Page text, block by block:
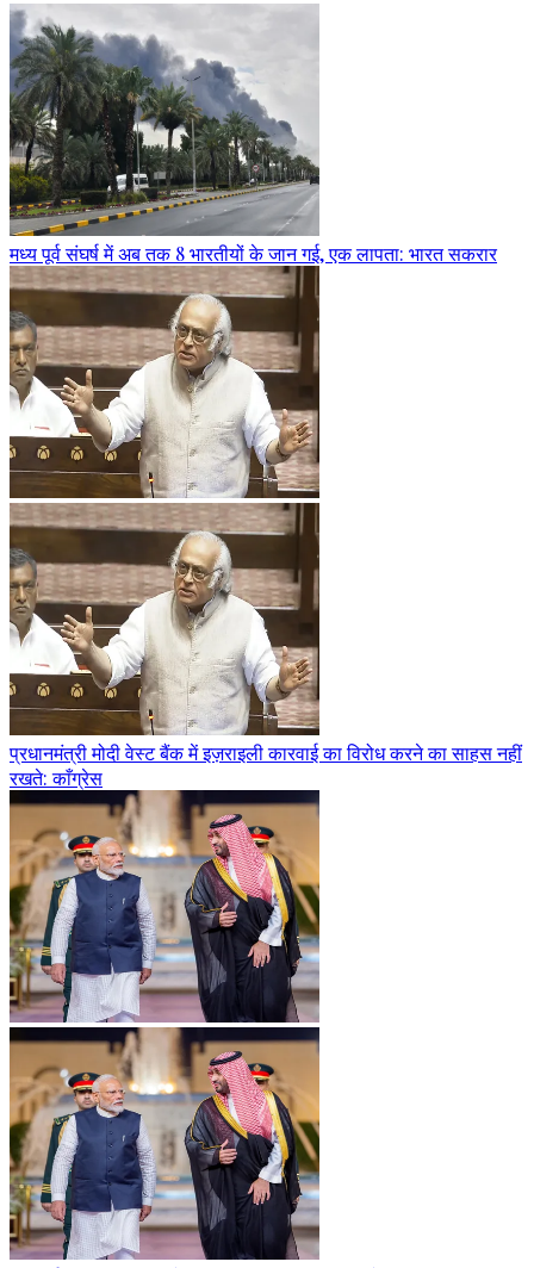
मध्य पूर्व संघर्ष में अब तक 8 भारतीयों के जान गई, एक लापता: भारत सकरार
प्रधानमंत्री मोदी वेस्ट बैंक में इज़राइली कारवाई का विरोध करने का साहस नहीं
रखते: काँग्रेस